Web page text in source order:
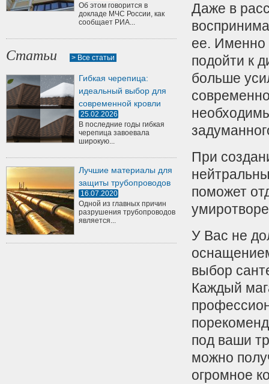
Об этом говорится в
докладе МЧС России, как
сообщает РИА...
Статьи > Все статьи
Гибкая черепица:
идеальный выбор для
современной кровли
25.02.2026
В последние годы гибкая
черепица завоевала
широкую...
Лучшие материалы для
защиты трубопроводов
16.07.2020
Одной из главных причин
разрушения трубопроводов
является...
Даже в
ее. Именно
подойти к
больше
При
поможет
У Вас не
выбор
Каждый
под ваши
можно
огромное